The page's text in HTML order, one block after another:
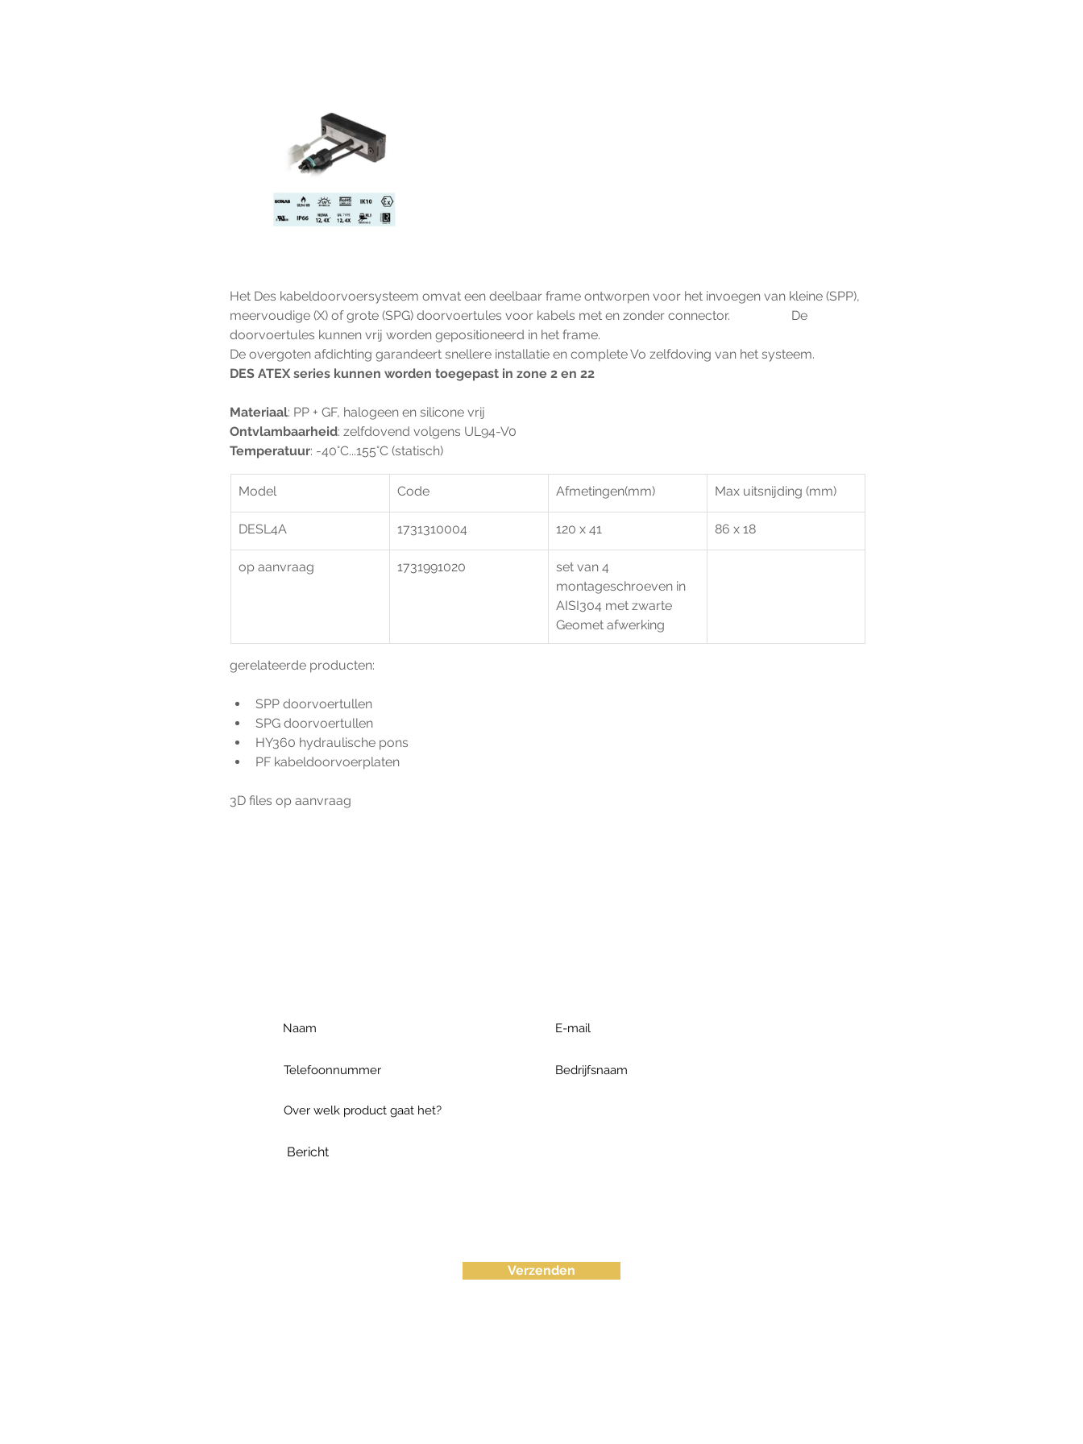
Het Des kabeldoorvoersysteem omvat een deelbaar frame ontworpen voor het invoegen van kleine (SPP),
meervoudige (X) of grote (SPG) doorvoertules voor kabels met en zonder connector.                   De
doorvoertules kunnen vrij worden gepositioneerd in het frame.
De overgoten afdichting garandeert snellere installatie en complete Vo zelfdoving van het systeem.
DES ATEX series kunnen worden toegepast in zone 2 en 22
Materiaal: PP + GF, halogeen en silicone vrij
Ontvlambaarheid: zelfdovend volgens UL94-V0
Temperatuur: -40°C...155°C (statisch)
Model Code Afmetingen(mm) Max uitsnijding (mm)
DESL4A 1731310004 120 x 41 86 x 18
op aanvraag 1731991020
set van 4
montageschroeven in
AISI304 met zwarte
Geomet afwerking
gerelateerde producten:
SPP doorvoertullen
SPG doorvoertullen
HY360 hydraulische pons
PF kabeldoorvoerplaten
3D files op aanvraag
Verzenden